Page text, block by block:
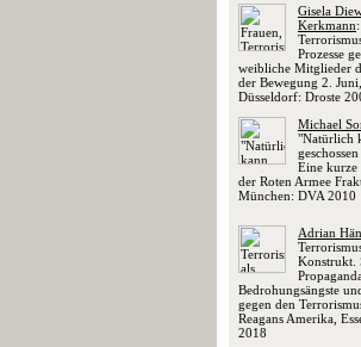
Gisela
Kerkmann
Prozesse
weibliche Mitglieder
der Bewegung 2. Juni,
Düsseldorf: Droste
Michael
"Natürlich
Eine kurze
der Roten Armee
München: DVA 2010
Adrian
Konstrukt.
Bedrohungsängste
gegen den
Reagans Amerika,
2018